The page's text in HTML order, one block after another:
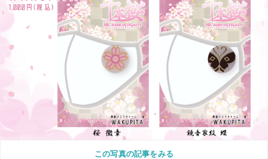
この写真の記事をみる